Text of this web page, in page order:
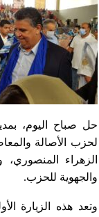
حل صباح اليوم،
لحزب الأصالة
الزهراء المنصوري،
والجهوية للحزب.
وتعد هذه الزيارة